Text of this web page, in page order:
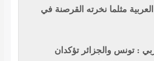
مثلما نخرته القرصنة في